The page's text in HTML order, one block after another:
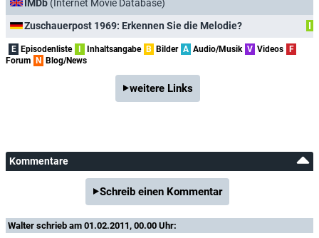
IMDb (Internet Movie Database)
Zuschauerpost 1969: Erkennen Sie die Melodie?
I
E Episodenliste Inhaltsangabe B Bilder A Audio/Musik V Videos
F
Forum
N Blog/News
weitere Links
Kommentare
Schreib einen Kommentar
Walter schrieb am 01.02.2011, 00.00 Uhr: